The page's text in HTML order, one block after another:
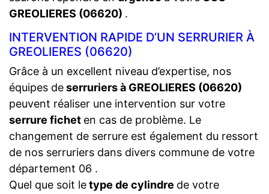
GREOLIERES (06620) .
INTERVENTION RAPIDE D’UN SERRURIER À
GREOLIERES (06620)
Grâce à un excellent niveau d’expertise, nos
équipes deserruriers à GREOLIERES (06620)
peuvent réaliser une intervention sur votre
serrure fichet en cas de problème. Le
changement de serrure est également du ressort
de nos serruriers dans divers commune de votre
département 06 .
Quel que soit letype de cylindre de votre